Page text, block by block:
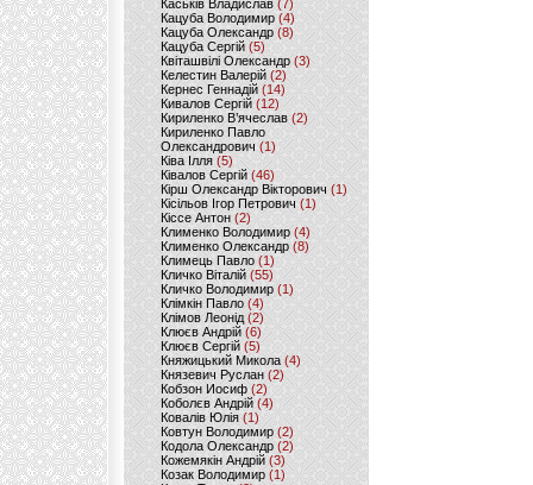
Каськів Владислав (7)
Кацуба Володимир (4)
Кацуба Олександр (8)
Кацуба Сергій (5)
Квіташвілі Олександр(3)
Келестин Валерій(2)
Кернес Геннадій (14)
Кивалов Сергій (12)
Кириленко В’ячеслав (2)
Кириленко Павло
Олександрович (1)
Ківа Ілля (5)
Ківалов Сергій(46)
Кірш Олександр Вікторович (1)
Кісільов Ігор Петрович (1)
Кіссе Антон (2)
Клименко Володимир(4)
Клименко Олександр (8)
Климець Павло (1)
Кличко Віталій(55)
Кличко Володимир (1)
Клімкін Павло (4)
Клімов Леонід(2)
Клюєв Андрій(6)
Клюєв Сергій (5)
Княжицький Микола(4)
Князевич Руслан (2)
Кобзон Иосиф(2)
Коболєв Андрій (4)
Ковалів Юлія(1)
Ковтун Володимир (2)
Кодола Олександр (2)
Кожемякін Андрій (3)
Козак Володимир (1)